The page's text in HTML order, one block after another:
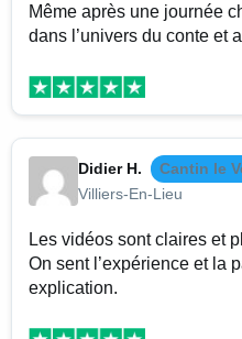
Même après une journée
dans l’univers du conte et
Didier H.
Cantin le
Villiers-En-Lieu
Les vidéos sont claires et
On sent l’expérience et la
explication.